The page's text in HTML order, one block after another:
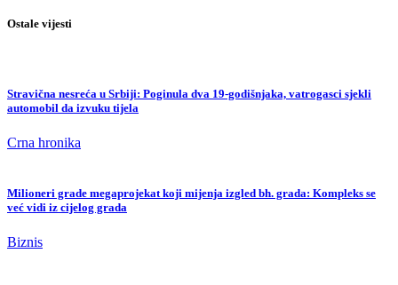
Ostale vijesti
Stravična nesreća u Srbiji: Poginula dva 19-godišnjaka, vatrogasci sjekli
automobil da izvuku tijela
Crna hronika
Milioneri grade megaprojekat koji mijenja izgled bh. grada: Kompleks se
već vidi iz cijelog grada
Biznis